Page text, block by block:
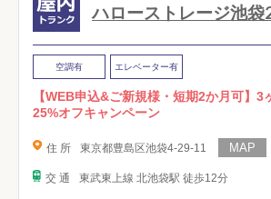
ハローストレージ池袋
空調有 エレベーター有
【WEB申込&ご新規様・短期2か月可】3
25%オフキャンペーン
住 所 東京都豊島区池袋4-29-11
交 通 東武東上線 北池袋駅 徒歩12分